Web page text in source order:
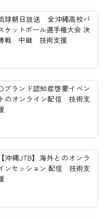
球朝日放送 全沖縄高校バ
ケットボール選手権大会 決
戦 中継 技術支援
ブランド認知症啓蒙イベン
トのオンライン配信 技術支
【沖縄JTB】海外とのオンラ
ンセッション 配信 技術支